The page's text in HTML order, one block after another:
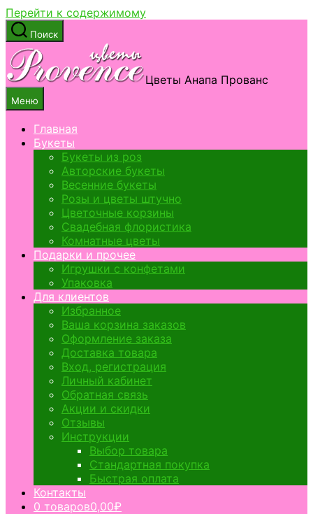
Перейти к содержимому
Поиск
Цветы Анапа Прованс
Меню
Главная
Букеты
Букеты из роз
Авторские букеты
Весенние букеты
Розы и цветы штучно
Цветочные корзины
Свадебная флористика
Комнатные цветы
Подарки и прочее
Игрушки с конфетами
Упаковка
Для клиентов
Избранное
Ваша корзина заказов
Оформление заказа
Доставка товара
Вход, регистрация
Личный кабинет
Обратная связь
Акции и скидки
Отзывы
Инструкции
Выбор товара
Стандартная покупка
Быстрая оплата
Контакты
0 товаров0,00₽